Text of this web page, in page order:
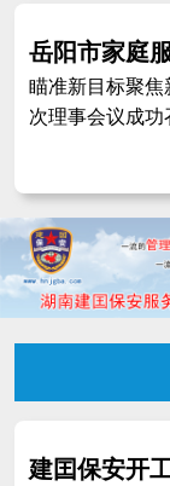
岳阳市家庭
瞄准新目标聚
次理事会议成功
建囯保安开